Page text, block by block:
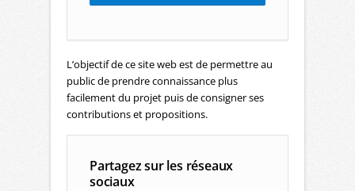
L’objectif de ce site web est de permettre au
public de prendre connaissance plus
facilement du projet puis de consigner ses
contributions et propositions.
Partagez sur les réseaux
sociaux